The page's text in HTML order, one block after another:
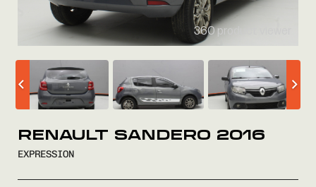
COMPRÁ
VENDÉ
360 product viewer
RENAULT SANDERO 2016
EXPRESSION